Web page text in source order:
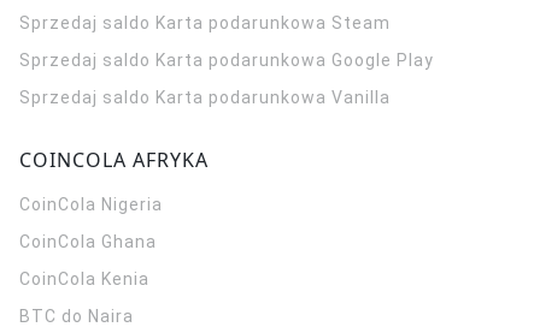
Sprzedaj saldo Karta podarunkowa Steam
Sprzedaj saldo Karta podarunkowa Google Play
Sprzedaj saldo Karta podarunkowa Vanilla
COINCOLA AFRYKA
CoinCola Nigeria
CoinCola Ghana
CoinCola Kenia
BTC do Naira